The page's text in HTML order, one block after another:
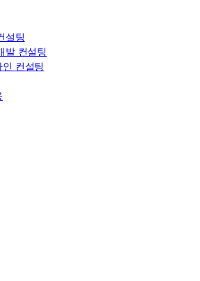
설팅
발 컨설팅
컨설팅